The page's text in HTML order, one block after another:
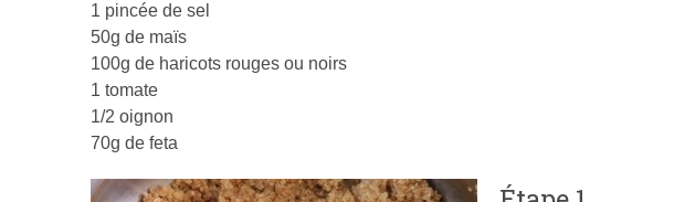
1 pincée de sel
50g de maïs
100g de haricots rouges ou noirs
1 tomate
1/2 oignon
70g de feta